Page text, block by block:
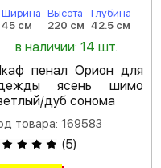
Ширина
45 см
Высота
220 см
Глубина
42.5 см
в наличии: 14 шт.
пенал Орион для
ясень шимо
дуб сонома
товара: 169583
(5)